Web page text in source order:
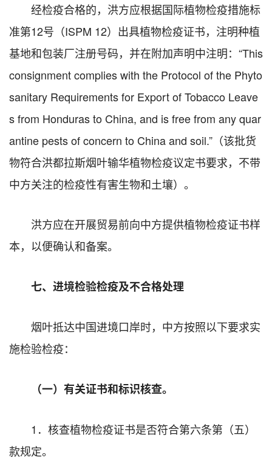
经检疫合格的，洪方应根据国际植物检疫措施标
准第12号（ISPM 12）出具植物检疫证书，注明种植
基地和包装厂注册号码，并在附加声明中注明：“This
consignment complies with the Protocol of the Phyto
sanitary Requirements for Export of Tobacco Leave
s from Honduras to China, and is free from any quar
antine pests of concern to China and soil.”（该批货
物符合洪都拉斯烟叶输华植物检疫议定书要求，不带
中方关注的检疫性有害生物和土壤）。
洪方应在开展贸易前向中方提供植物检疫证书样
本，以便确认和备案。
七、进境检验检疫及不合格处理
烟叶抵达中国进境口岸时，中方按照以下要求实
施检验检疫：
（一）有关证书和标识核查。
1．核查植物检疫证书是否符合第六条第（五）
款规定。